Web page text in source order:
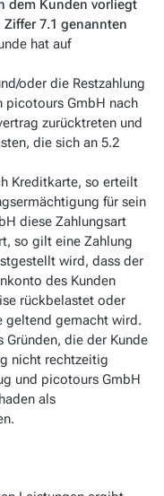
dem Kunden vorliegt
7.1 genannten
hat auf
oder die Restzahlung
picotours GmbH nach
zurücktreten und
die sich an 5.2
Kreditkarte, so erteilt
für sein
diese Zahlungsart
so gilt eine Zahlung
wird, dass der
des Kunden
rückbelastet oder
geltend gemacht wird.
Gründen, die der Kunde
nicht rechtzeitig
und picotours GmbH
als